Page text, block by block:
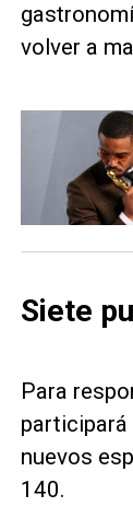
volver a
Siete
Para
nuevos
140.